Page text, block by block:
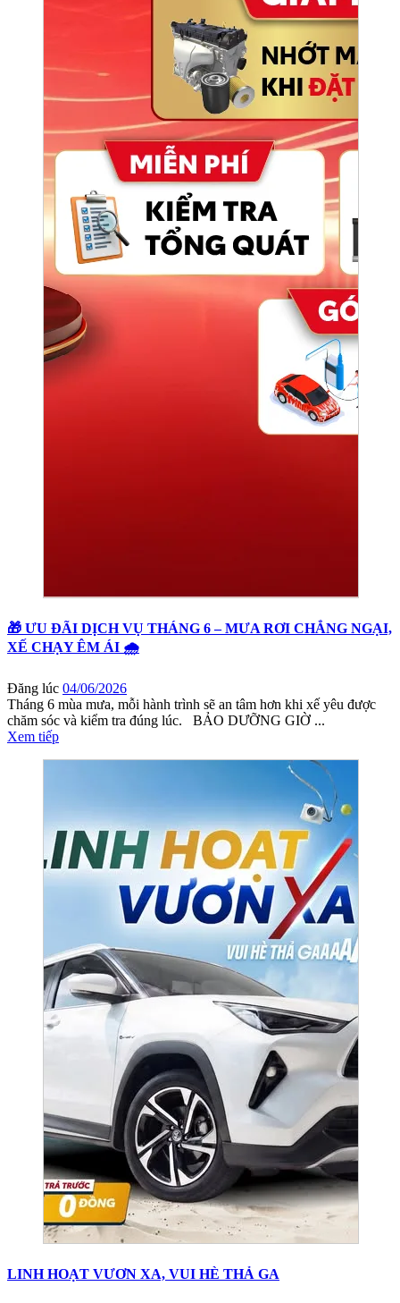
🎁 ƯU ĐÃI DỊCH VỤ THÁNG 6 – MƯA RƠI CHẲNG NGẠI,
XẾ CHẠY ÊM ÁI 🌧️
Đăng lúc 04/06/2026
Tháng 6 mùa mưa, mỗi hành trình sẽ an tâm hơn khi xế yêu được
chăm sóc và kiểm tra đúng lúc. BẢO DƯỠNG GIỜ ...
Xem tiếp
LINH HOẠT VƯƠN XA, VUI HÈ THẢ GA